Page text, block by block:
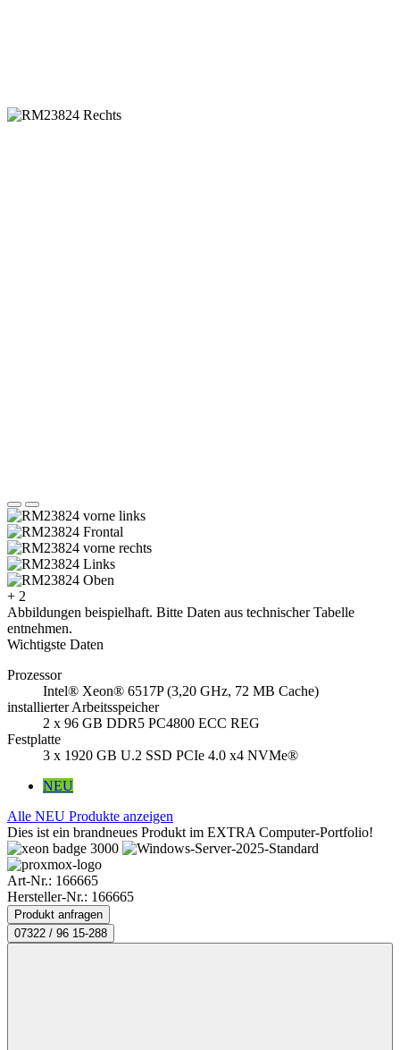
+ 2
Abbildungen beispielhaft. Bitte Daten aus technischer Tabelle
entnehmen.
Wichtigste Daten
Prozessor
Intel® Xeon® 6517P (3,20 GHz, 72 MB Cache)
installierter Arbeitsspeicher
2 x 96 GB DDR5 PC4800 ECC REG
Festplatte
3 x 1920 GB U.2 SSD PCIe 4.0 x4 NVMe®
NEU
Alle NEU Produkte anzeigen
Dies ist ein brandneues Produkt im EXTRA Computer-Portfolio!
Art-Nr.: 166665
Hersteller-Nr.: 166665
Produkt anfragen
07322 / 96 15-288